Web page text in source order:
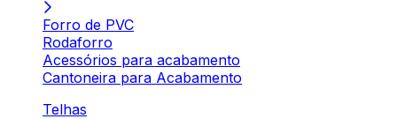
Forro de PVC
Rodaforro
Acessórios para acabamento
Cantoneira para Acabamento
Telhas